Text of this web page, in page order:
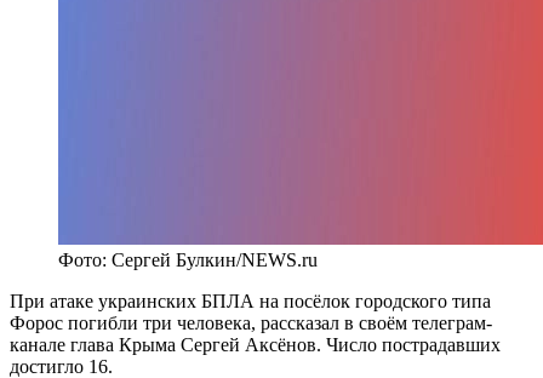
Фото: Сергей Булкин/NEWS.ru
При атаке украинских БПЛА на посёлок городского типа
Форос погибли три человека, рассказал в своём телеграм-
канале глава Крыма Сергей Аксёнов. Число пострадавших
достигло 16.